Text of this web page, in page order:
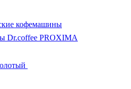
кофемашины
Dr.coffee PROXIMA